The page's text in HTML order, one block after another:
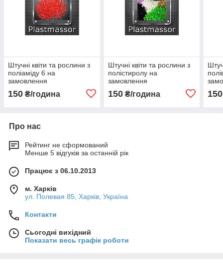
Штучні квіти та рослини з
поліаміду 6 на
замовлення
150 ₴/година
Штучні квіти та рослини з
полістиролу на
замовлення
150₴/година 150
Про нас
Рейтинг не сформований
Менше 5 відгуків за останній рік
Працює з 06.10.2013
м. Харків
ул. Полевая 85, Харків, Україна
Контакти
Сьогодні вихідний
Показати весь графік роботи